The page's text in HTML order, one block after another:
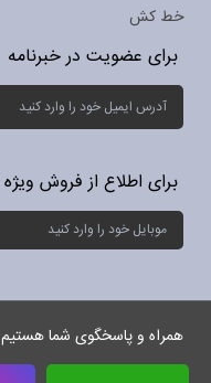
خط کش
برای عضویت در خبرنامه
ثبت
برای
برای اطلاع از فروش ویژه
ثبت
برای
همراه و پاسخگوی شما هستیم